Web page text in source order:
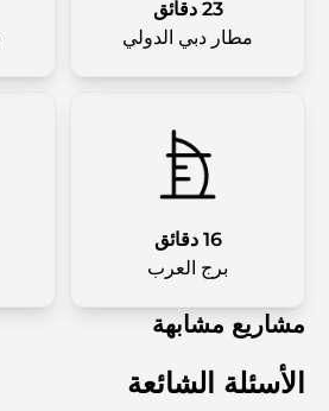
23 دقائق
مطار دبي الدولي
16 دقائق
برج العرب
مشاريع مشابهة
الأسئلة الشائعة